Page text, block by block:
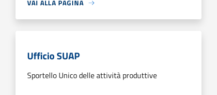
VAI ALLA PAGINA
Ufficio SUAP
Sportello Unico delle attività produttive